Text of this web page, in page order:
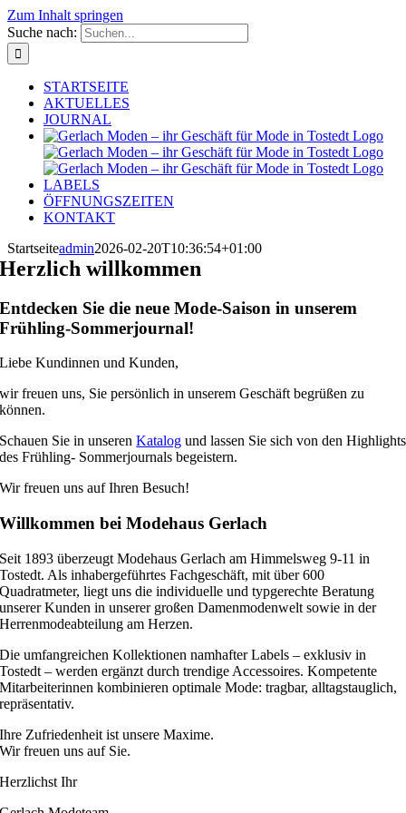
Zum Inhalt springen
Suche nach:
STARTSEITE
AKTUELLES
JOURNAL
LABELS
ÖFFNUNGSZEITEN
KONTAKT
Startseiteadmin2026-02-20T10:36:54+01:00
Herzlich willkommen
Entdecken Sie die neue Mode-Saison in unserem
Frühling-Sommerjournal!
Liebe Kundinnen und Kunden,
wir freuen uns, Sie persönlich in unserem Geschäft begrüßen zu
können.
Schauen Sie in unserenKatalog und lassen Sie sich von den Highlights
des Frühling- Sommerjournals begeistern.
Wir freuen uns auf Ihren Besuch!
Willkommen bei Modehaus Gerlach
Seit 1893 überzeugt Modehaus Gerlach am Himmelsweg 9-11 in
Tostedt. Als inhabergeführtes Fachgeschäft, mit über 600
Quadratmeter, liegt uns die individuelle und typgerechte Beratung
unserer Kunden in unserer großen Damenmodenwelt sowie in der
Herrenmodeabteilung am Herzen.
Die umfangreichen Kollektionen namhafter Labels – exklusiv in
Tostedt – werden ergänzt durch trendige Accessoires. Kompetente
Mitarbeiterinnen kombinieren optimale Mode: tragbar, alltagstauglich,
repräsentativ.
Ihre Zufriedenheit ist unsere Maxime.
Wir freuen uns auf Sie.
Herzlichst Ihr